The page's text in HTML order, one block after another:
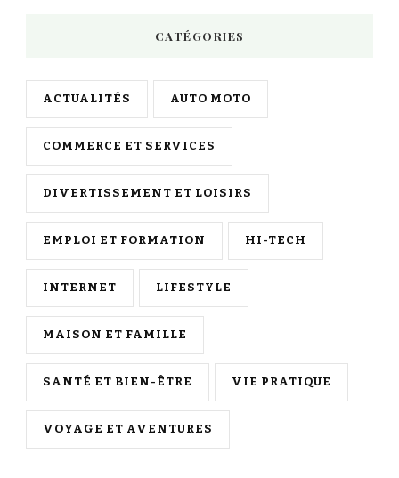
CATÉGORIES
ACTUALITÉS AUTO MOTO
COMMERCE ET SERVICES
DIVERTISSEMENT ET LOISIRS
EMPLOI ET FORMATION HI-TECH
INTERNET LIFESTYLE
MAISON ET FAMILLE
SANTÉ ET BIEN-ÊTRE VIE PRATIQUE
VOYAGE ET AVENTURES